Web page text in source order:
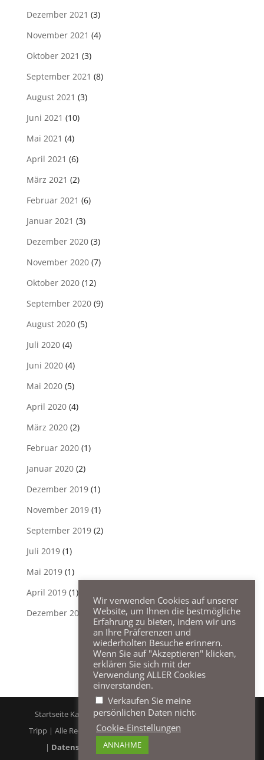
Dezember 2021 (3)
November 2021 (4)
Oktober 2021 (3)
September 2021 (8)
August 2021 (3)
Juni 2021 (10)
Mai 2021 (4)
April 2021 (6)
März 2021 (2)
Februar 2021 (6)
Januar 2021 (3)
Dezember 2020(3)
November 2020(7)
Oktober 2020(12)
September 2020(9)
August 2020(5)
Juli 2020(4)
Juni 2020(4)
Mai 2020(5)
April 2020(4)
März 2020(2)
Februar 2020(1)
Januar 2020(2)
Dezember 2019(1)
November 2019(1)
September 2019(2)
Juli 2019(1)
Mai 2019(1)
April 2019(1)
Dezember 2018
(1)
Startseite Karussellfotos von Bruce Donehower & Elliott
Tripp | Alle Rechte vorbehalten | © Bruce Donehower 2021
| Datenschutzerklärung| Entworfen von
Wir verwenden Cookies auf unserer
Website, um Ihnen die bestmögliche
Erfahrung zu bieten, indem wir uns
an Ihre Präferenzen und
wiederholten Besuche erinnern.
Wenn Sie auf "Akzeptieren" klicken,
erklären Sie sich mit der
Verwendung ALLER Cookies
einverstanden.
Verkaufen Sie meine
persönlichen Daten nicht.
Cookie-Einstellungen
ANNAHME